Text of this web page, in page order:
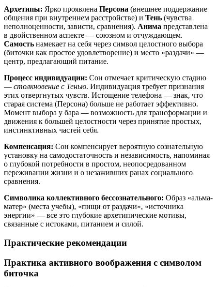
Архетипы: Ярко проявлена Персона (внешнее поддержание
общения при внутреннем расстройстве) и Тень (чувства
неполноценности, зависти, сравнения). Анима представлена
в двойственном аспекте — союзном и отчуждающем.
Самость намекает на себя через символ целостного выбора
(биточки как простое удовлетворение) и место «раздачи» —
центр, предлагающий питание.
Процесс индивидуации: Сон отмечает критическую стадию
— столкновение с Тенью. Индивидуация требует признания
этих отвергнутых чувств. Истощение телефона — знак, что
старая система (Персона) больше не работает эффективно.
Момент выбора у бара — возможность для трансформации и
движения к большей целостности через принятие простых,
инстинктивных частей себя.
Компенсация: Сон компенсирует вероятную сознательную
установку на самодостаточность и независимость, напоминая
о глубокой потребности в простом, неопосредованном
переживании жизни и о незаживших ранах социального
сравнения.
Символика коллективного бессознательного: Образ «альма-
матер» (места учебы), «пищи от раздачи», «источника
энергии» — все это глубокие архетипические мотивы,
связанные с истоками, питанием и силой.
Практические рекомендации
Практика активного воображения с символом
биточка